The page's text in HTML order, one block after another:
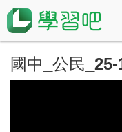
國中_公民